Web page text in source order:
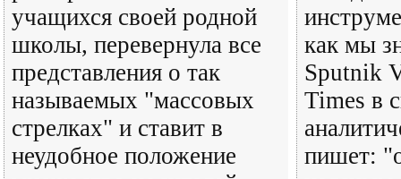
учащихся своей родной
школы, перевернула все
представления о так
называемых "массовых
стрелках" и ставит в
неудобное положение
как мы
Sputnik
Times в
пишет: